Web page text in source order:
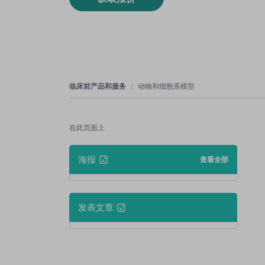
临床前产品和服务 动物和细胞系模型
在此页面上
海报 查看全部
发表文章